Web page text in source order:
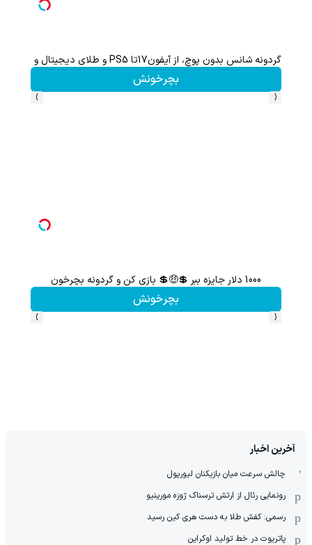
گردونه شانس بدون پوچ، از آیفون17تا PS5 و طلای دیجیتال و دلار🔥
بچرخونش
‹
›
1000 دلار جایزه ببر 💲🤑💲 بازی کن و گردونه بچرخون
بچرخونش
‹
›
آخرین اخبار
چالش سرعت میان بازیکنان لیورپول
رونمایی رئال از ارتش ترسناک ژوزه مورینیو
رسمی: کفش طلا به دست هری کین رسید
پاتریوت در خط تولید اوکراین